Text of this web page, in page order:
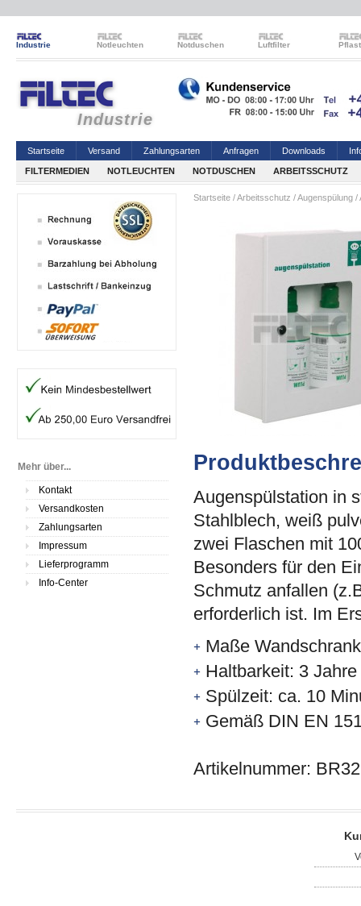
Industrie Notleuchten Notduschen Luftfilter
Industrie
Startseite Versand Zahlungsarten Anfragen Downloads
FILTERMEDIEN NOTLEUCHTEN NOTDUSCHEN ARBEITSSCHUTZ
Mehr über...
Kontakt
Versandkosten
Zahlungsarten
Impressum
Lieferprogramm
Info-Center
Startseite /Arbeitsschutz /Augenspülung /
Augenspülstation in
Stahlblech, weiß
zwei Flaschen mit
Besonders für den
Schmutz anfallen
erforderlich ist. Im
Maße
Haltbarkeit: 3 Jahre
Spülzeit: ca. 10
Gemäß DIN EN
Artikelnummer: